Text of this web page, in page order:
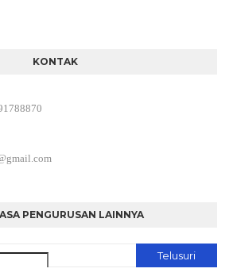
KONTAK
PENGURUSAN LAINNYA